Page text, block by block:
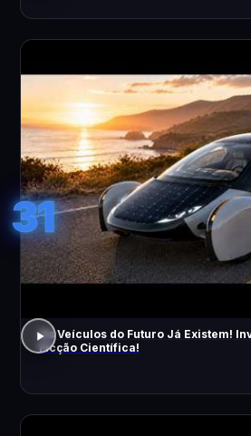
31
Os Veículos do Futuro Já Existem!
Ficção Científica!